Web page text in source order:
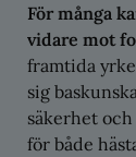
För många
vidare mot
framtida
sig
säkerhet
för både